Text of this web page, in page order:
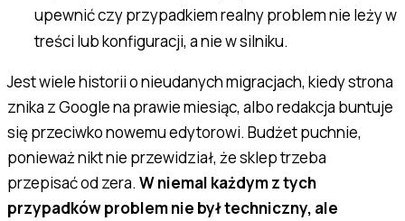
upewnić czy przypadkiem realny problem nie leży w
treści lub konfiguracji, a nie w silniku.
Jest wiele historii o nieudanych migracjach, kiedy strona
znika z Google na prawie miesiąc, albo redakcja buntuje
się przeciwko nowemu edytorowi. Budżet puchnie,
ponieważ nikt nie przewidział, że sklep trzeba
przepisać od zera. W niemal każdym z tych
przypadków problem nie był techniczny, ale